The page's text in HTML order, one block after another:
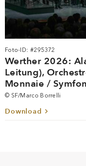
Foto-ID: #295372
Werther 2026:
Leitung),
Monnaie /
© SF/Marco Borrelli
Download